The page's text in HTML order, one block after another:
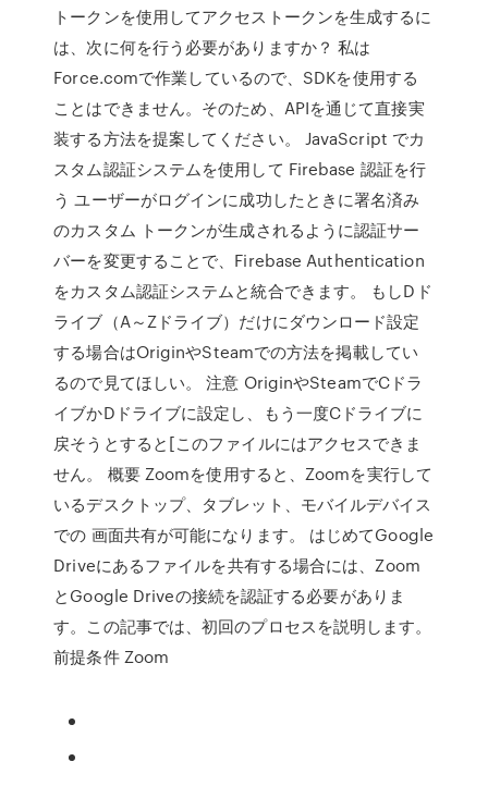
トークンを使用してアクセストークンを生成するに
は、次に何を行う必要がありますか？ 私は
Force.comで作業しているので、SDKを使用する
ことはできません。そのため、APIを通じて直接実
装する方法を提案してください。 JavaScript でカ
スタム認証システムを使用して Firebase 認証を行
う ユーザーがログインに成功したときに署名済み
のカスタム トークンが生成されるように認証サー
バーを変更することで、Firebase Authentication
をカスタム認証システムと統合できます。 もしDド
ライブ（A～Zドライブ）だけにダウンロード設定
する場合はOriginやSteamでの方法を掲載してい
るので見てほしい。 注意 OriginやSteamでCドラ
イブかDドライブに設定し、もう一度Cドライブに
戻そうとすると[このファイルにはアクセスできま
せん。 概要 Zoomを使用すると、Zoomを実行して
いるデスクトップ、タブレット、モバイルデバイス
での 画面共有が可能になります。 はじめてGoogle
Driveにあるファイルを共有する場合には、Zoom
とGoogle Driveの接続を認証する必要がありま
す。この記事では、初回のプロセスを説明します。
前提条件 Zoom